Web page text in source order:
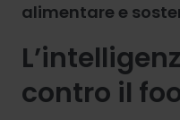
alimentare e
contro il